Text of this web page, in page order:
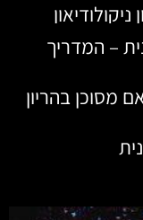
– המדריך
מסוכן בהריון